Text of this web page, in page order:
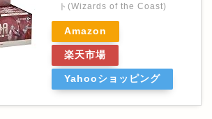
ト(Wizards of the Coast)
Amazon
楽天市場
Yahooショッピング